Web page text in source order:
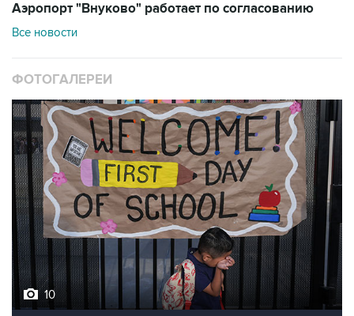
Аэропорт "Внуково" работает по согласованию
Все новости
ФОТОГАЛЕРЕИ
10